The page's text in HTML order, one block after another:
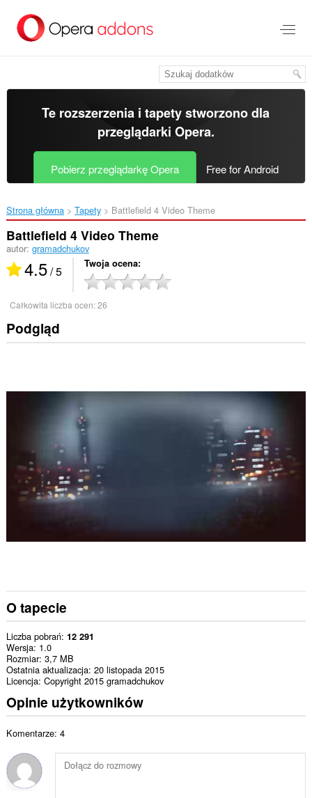
treści
Te rozszerzenia i tapety stworzono dla
przeglądarki Opera.
Pobierz przeglądarkę Opera Free for Android
Strona główna Tapety Battlefield 4 Video Theme‎
Battlefield 4 Video Theme
autor: gramadchukov
4.5/ 5 Twoja ocena
Całkowita liczba ocen:26
Podgląd
O tapecie
Liczba pobrań 12 291
Wersja 1.0
Rozmiar 3,7 MB
Ostatnia aktualizacja 20 listopada 2015
Licencja Copyright 2015 gramadchukov
Opinie użytkowników
Komentarze: 4